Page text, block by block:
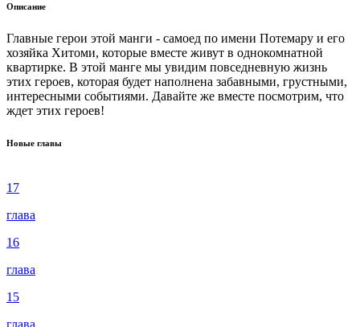
Описание
Главные герои этой манги - самоед по имени Потемару и его
хозяйка Хитоми, которые вместе живут в однокомнатной
квартирке. В этой манге мы увидим повседневную жизнь
этих героев, которая будет наполнена забавными, грустными,
интересными событиями. Давайте же вместе посмотрим, что
ждет этих героев!
Новые главы
17
глава
16
глава
15
глава